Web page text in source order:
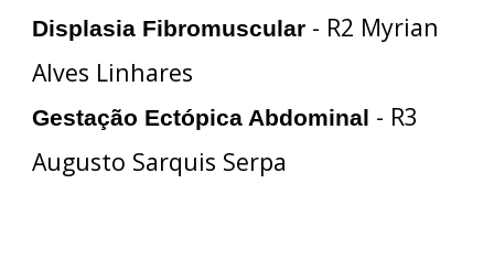
Displasia Fibromuscular - R2 Myrian
Alves Linhares
Gestação Ectópica Abdominal - R3
Augusto Sarquis Serpa